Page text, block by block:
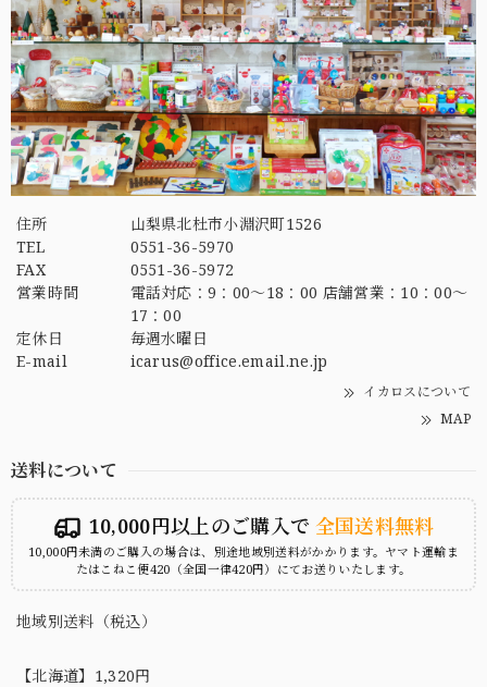
住所
山梨県北杜市小淵沢町1526
TEL
0551-36-5970
FAX
0551-36-5972
営業時間
電話対応：9：00～18：00 店舗営業：10：00～
17：00
定休日
毎週水曜日
E-mail
icarus@office.email.ne.jp
イカロスについて
MAP
送料について
10,000円以上のご購入で 全国送料無料
10,000円未満のご購入の場合は、別途地域別送料がかかります。ヤマト運輸ま
たはこねこ便420（全国一律420円）にてお送りいたします。
地域別送料（税込）
【北海道】1,320円